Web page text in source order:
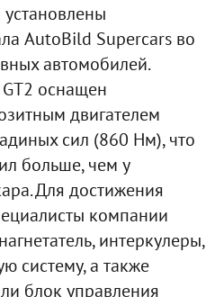
AutoBild Supercars во
автомобилей.
оснащен
двигателем
сил (860 Нм), что
больше, чем у
Для достижения
компании
интеркулеры,
систему, а также
блок управления